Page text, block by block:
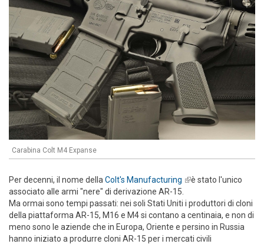
Carabina Colt M4 Expanse
Per decenni, il nome della Colt's Manufacturing (link is external)
è stato l'unico
associato alle armi "nere" di derivazione AR-15.
Ma ormai sono tempi passati: nei soli Stati Uniti i produttori di cloni
della piattaforma AR-15, M16 e M4 si contano a centinaia, e non di
meno sono le aziende che in Europa, Oriente e persino in Russia
hanno iniziato a produrre cloni AR-15 per i mercati civili